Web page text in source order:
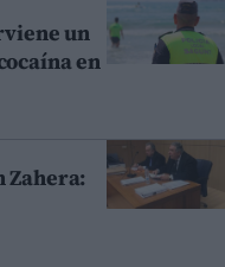
un
en
Zahera: